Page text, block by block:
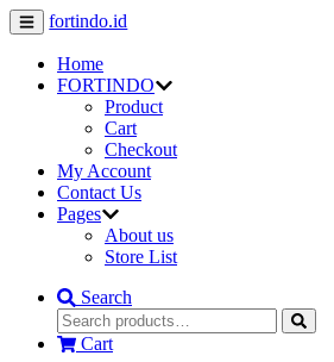
fortindo.id
Home
FORTINDO
Product
Cart
Checkout
My Account
Contact Us
Pages
About us
Store List
Search
Cart